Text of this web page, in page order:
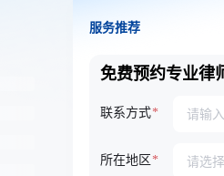
服务推荐
免费预约专业律
联系方式
所在地区